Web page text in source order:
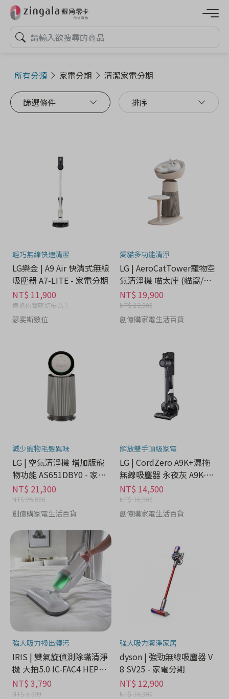
所有分類 家電分期 清潔家電分期
篩選條件 排序
輕巧無線快速清潔
LG樂金 | A9 Air 快清式無線
吸塵器 A7-LITE - 家電分期
NT$ 11,900
價格依實際結帳為主
瑟斐斯數位
愛貓多功能清淨
LG | AeroCatTower寵物空
氣清淨機 喵太座 (貓窩/寵
物秤) - 家電分期
NT$ 19,900
NT$ 23,900
創億購家電生活百貨
減少寵物毛髮異味
LG | 空氣清淨機 增加版寵
物功能 AS651DBY0 - 家電
分期
NT$ 21,300
NT$ 25,800
創億購家電生活百貨
解放雙手頂級家電
LG | CordZero A9K+濕拖
無線吸塵器 永夜灰 A9K-M
OP3 - 家電分期
NT$ 14,500
NT$ 16,900
創億購家電生活百貨
強大吸力掃出髒污
IRIS | 雙氣旋偵測除蟎清淨
機 大拍5.0 IC-FAC4 HEPA1
3 - 家電分期
NT$ 3,790
NT$ 5,999
強大吸力潔淨家居
dyson | 強勁無線吸塵器 V
8 SV25 - 家電分期
NT$ 12,900
NT$ 16,900